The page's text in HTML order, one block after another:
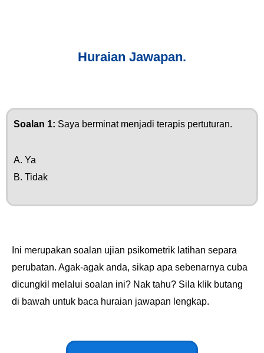
Huraian Jawapan.
Soalan 1: Saya berminat menjadi terapis pertuturan.
A. Ya
B. Tidak
Ini merupakan soalan ujian psikometrik latihan separa
perubatan. Agak-agak anda, sikap apa sebenarnya cuba
dicungkil melalui soalan ini? Nak tahu? Sila klik butang
di bawah untuk baca huraian jawapan lengkap.